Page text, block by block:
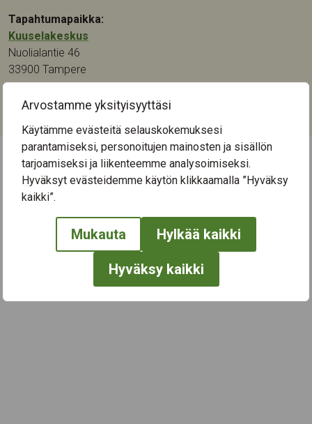
Arvostamme yksityisyyttäsi
Käytämme evästeitä selauskokemuksesi
parantamiseksi, personoitujen mainosten ja sisällön
tarjoamiseksi ja liikenteemme analysoimiseksi.
Hyväksyt evästeidemme käytön klikkaamalla ”Hyväksy
kaikki”.
Mukauta Hylkää kaikki
Hyväksy kaikki
Tapahtumapaikka:
Kuuselakeskus
Nuolialantie 46
33900 Tampere
Kategoriat:
← Näytä kaikki tapahtumat